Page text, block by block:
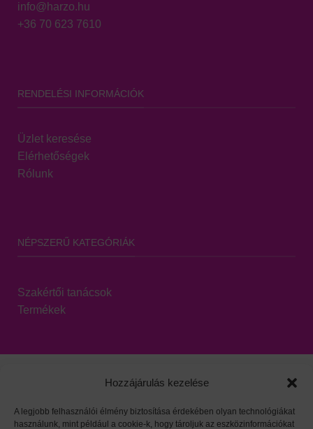
Hozzájárulás kezelése
A legjobb felhasználói élmény biztosítása érdekében olyan technológiákat
használunk, mint például a cookie-k, hogy tároljuk az eszközinformációkat
info@harzo.hu
+36 70 623 7610
RENDELÉSI INFORMÁCIÓK
Üzlet keresése
Elérhetőségek
Rólunk
NÉPSZERŰ KATEGÓRIÁK
Szakértői tanácsok
Termékek